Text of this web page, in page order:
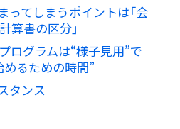
ってしまうポイントは「会
算書の区分」
ログラムは“様子見用”で
るための時間”
タンス